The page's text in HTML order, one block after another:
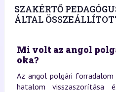
SZAKÉRTŐ
ÁLTAL
Mi volt az angol
oka?
Az angol polgári
hatalom visszaszorítása